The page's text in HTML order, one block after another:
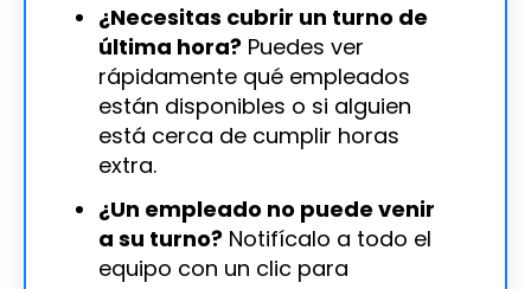
¿Necesitas cubrir un turno de
última hora?Puedes ver
rápidamente qué empleados
están disponibles o si alguien
está cerca de cumplir horas
extra.
¿Un empleado no puede venir
a su turno?Notifícalo a todo el
equipo con un clic para